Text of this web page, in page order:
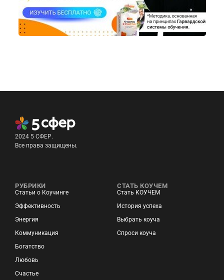
2024 5 СФЕР.
Все права защищены.
РУБРИКИ
Статьи о Коучинге
Эффективность
Энергия
Коммуникация
Богатство
Любовь
Счастье
СТАТЬ КОУЧЕМ
Стать КОУЧЕМ
История успеха
Выбрать коуча
Спроси коуча